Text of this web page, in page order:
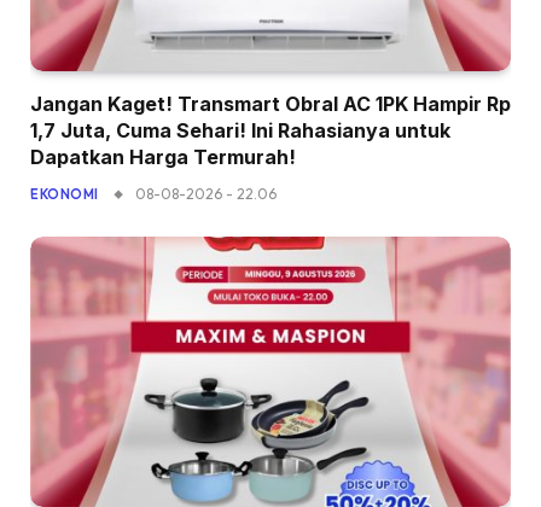
Jangan Kaget! Transmart Obral AC 1PK Hampir Rp
1,7 Juta, Cuma Sehari! Ini Rahasianya untuk
Dapatkan Harga Termurah!
EKONOMI 08-08-2026 - 22.06